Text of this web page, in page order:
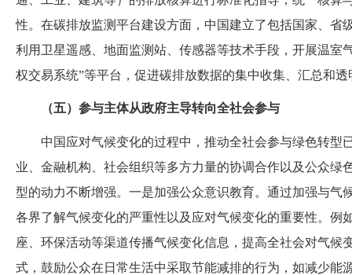
性。在碳排放监测平台建设方面，中国建立了包括国家、省
利用卫星遥感、地面监测站、传感器等技术手段，开展温室
权交易系统”等平台，促进碳排放数据的集中收集、汇总和透
（五）参与主体从政府主导转向全社会参与
中国应对气候变化的过程中，推动全社会参与绿色转型
业、金融机构、社会组织等多方力量的协调合作以及公众绿
型的动力不断增强。一是加强公众意识教育。通过加强与气
各界了解气候变化的严重性以及应对气候变化的重要性。例
座、环保活动等渠道传播气候变化信息，提高全社会对气候
式，鼓励公众在日常生活中采取节能减排的行为，如减少能